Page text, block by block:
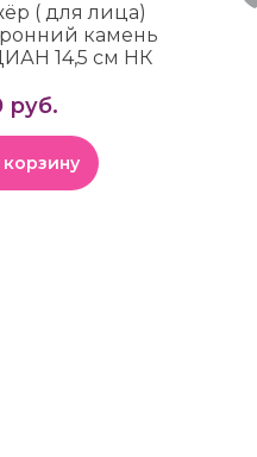
( для лица)
камень
14,5 см НК
руб.
корзину